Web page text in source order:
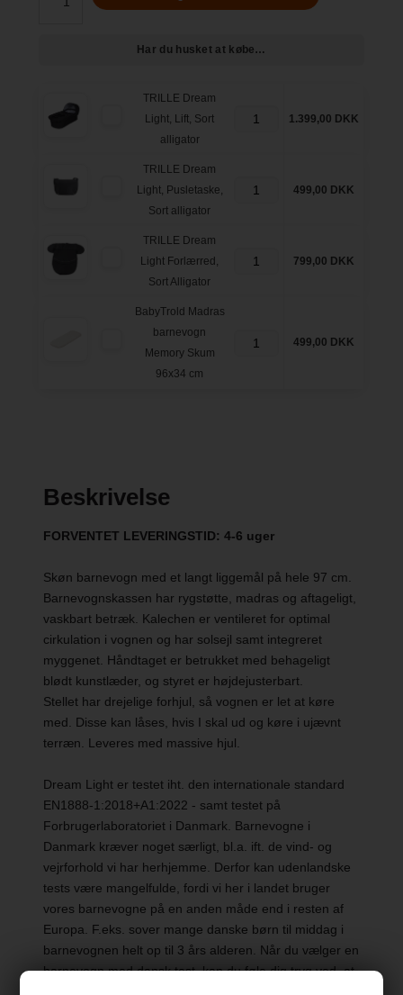
Har du husket at købe…
TRILLE Dream
Light, Lift, Sort
alligator
1.399,00 DKK
TRILLE Dream
Light, Pusletaske,
Sort alligator
499,00 DKK
TRILLE Dream
Light Forlærred,
Sort Alligator
799,00 DKK
BabyTrold Madras
barnevogn
Memory Skum
96x34 cm
499,00 DKK
Beskrivelse
FORVENTET LEVERINGSTID: 4-6 uger
Skøn barnevogn med et langt liggemål på hele 97 cm.
Barnevognskassen har rygstøtte, madras og aftageligt,
vaskbart betræk. Kalechen er ventileret for optimal
cirkulation i vognen og har solsejl samt integreret
myggenet. Håndtaget er betrukket med behageligt
blødt kunstlæder, og styret er højdejusterbart.
Stellet har drejelige forhjul, så vognen er let at køre
med. Disse kan låses, hvis I skal ud og køre i ujævnt
terræn. Leveres med massive hjul.
Dream Light er testet iht. den internationale standard
EN1888-1:2018+A1:2022 - samt testet på
Forbrugerlaboratoriet i Danmark. Barnevogne i
Danmark kræver noget særligt, bl.a. ift. de vind- og
vejrforhold vi har herhjemme. Derfor kan udenlandske
tests være mangelfulde, fordi vi her i landet bruger
vores barnevogne på en anden måde end i resten af
Europa. F.eks. sover mange danske børn til middag i
barnevognen helt op til 3 års alderen. Når du vælger en
barnevogn med dansk test, kan du føle dig tryg ved, at